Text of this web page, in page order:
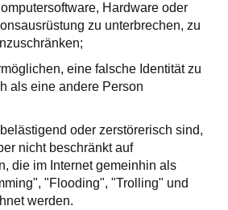
Hardware oder
zu unterbrechen, zu
eine falsche Identität zu
als eine andere Person
oder zerstörerisch sind,
nicht beschränkt auf
die im Internet gemeinhin als
"Flooding", "Trolling" und
werden.